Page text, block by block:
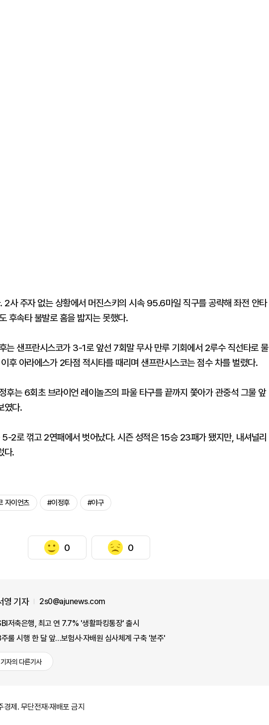
2사 주자 없는 상황에서 머진스키의 시속 95.6마일 직구를 공략해 좌전 안타
후속타 불발로 홈을 밟지는 못했다.
는 샌프란시스코가 3-1로 앞선 7회말 무사 만루 기회에서 2루수 직선타로 물
후 아라에스가 2타점 적시타를 때리며 샌프란시스코는 점수 차를 벌렸다.
후는 6회초 브라이언 레이놀즈의 파울 타구를 끝까지 쫓아가 관중석 그물 앞
였다.
2로 꺾고 2연패에서 벗어났다. 시즌 성적은 15승 23패가 됐지만, 내셔널리
다.
자이언츠 #이정후 #야구
0 0
영 기자 2s0@ajunews.com
저축은행, 최고 연 7.7% '생활파킹통장' 출시
룰 시행 한 달 앞…보험사·자배원 심사체계 구축 '분주'
기자의 다른기사
제. 무단전재·재배포 금지